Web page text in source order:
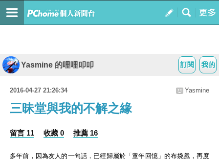
我的
訂閱
Yasmine 的哩哩叩叩
2016-04-27 21:26:34 Yasmine
三昧堂與我的不解之緣
留言 11 收藏 0 推薦 16
多年前，因為友人的一句話，已經歸屬於「童年回憶」的布袋戲，再度